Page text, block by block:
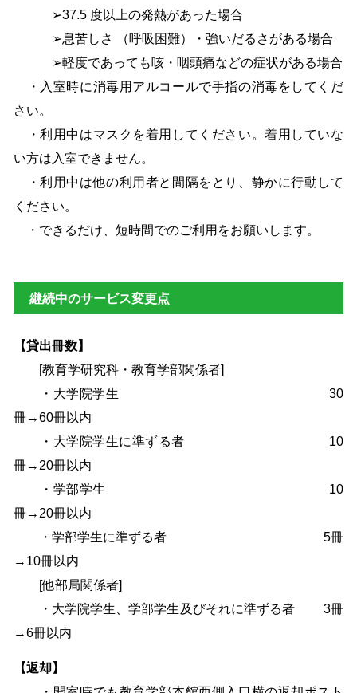
➢37.5 度以上の発熱があった場合
➢息苦しさ （呼吸困難）・強いだるさがある場合
➢軽度であっても咳・咽頭痛などの症状がある場合
・入室時に消毒用アルコールで手指の消毒をしてくだ
さい。
・利用中はマスクを着用してください。着用していな
い方は入室できません。
・利用中は他の利用者と間隔をとり、静かに行動して
ください。
・できるだけ、短時間でのご利用をお願いします。
継続中のサービス変更点
【貸出冊数】
[教育学研究科・教育学部関係者]
・大学院学生 30
冊→60冊以内
・大学院学生に準ずる者 10
冊→20冊以内
・学部学生 10
冊→20冊以内
・学部学生に準ずる者 5冊
→10冊以内
[他部局関係者]
・大学院学生、学部学生及びそれに準ずる者 3冊
→6冊以内
【返却】